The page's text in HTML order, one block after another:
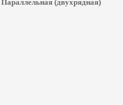
Параллельная (двухрядная)